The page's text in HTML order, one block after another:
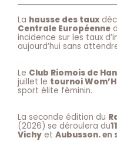
La hausse des taux
Centrale Européenne
incidence sur les taux
aujourd’hui sans
Le Club Riomois de
juillet le tournoi
sport élite féminin.
La seconde édition du
(2026) se déroulera du
Vichy et Aubusson.en